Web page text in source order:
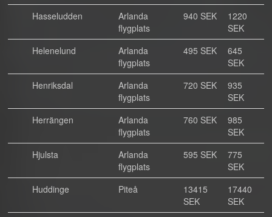
Hasseludden
Arlanda
flygplats
940 SEK
1220
SEK
Helenelund
Arlanda
flygplats
495 SEK
645
SEK
Henriksdal
Arlanda
flygplats
720 SEK
935
SEK
Herrängen
Arlanda
flygplats
760 SEK
985
SEK
Hjulsta
Arlanda
flygplats
595 SEK
775
SEK
Huddinge
Piteå
13415
SEK
17440
SEK